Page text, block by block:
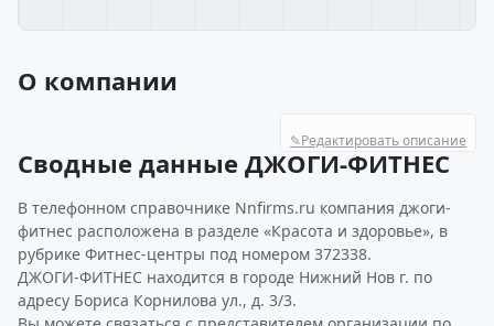
О компании
✎Редактировать описание
Сводные данные ДЖОГИ-ФИТНЕС
В телефонном справочнике Nnfirms.ru компания джоги-
фитнес расположена в разделе «Красота и здоровье», в
рубрике Фитнес-центры под номером 372338.
ДЖОГИ-ФИТНЕС находится в городе Нижний Нов г. по
адресу Бориса Корнилова ул., д. 3/3.